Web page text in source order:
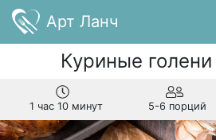
Арт Ланч
Куриные голени
1 час 10 минут 5-6 порций